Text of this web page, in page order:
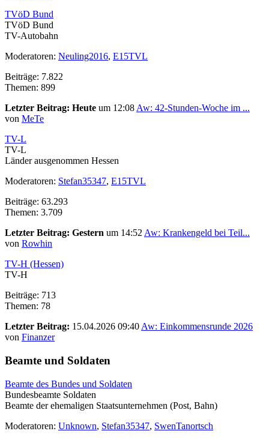
TVöD Bund
TVöD Bund
TV-Autobahn
Moderatoren: Neuling2016, E15TVL
Beiträge: 7.822
Themen: 899
Letzter Beitrag: Heute um 12:08 Aw: 42-Stunden-Woche im ...
von MeTe
TV-L
TV-L
Länder ausgenommen Hessen
Moderatoren: Stefan35347, E15TVL
Beiträge: 63.293
Themen: 3.709
Letzter Beitrag: Gestern um 14:52 Aw: Krankengeld bei Teil...
von Rowhin
TV-H (Hessen)
TV-H
Beiträge: 713
Themen: 78
Letzter Beitrag: 15.04.2026 09:40 Aw: Einkommensrunde 2026
von Finanzer
Beamte und Soldaten
Beamte des Bundes und Soldaten
Bundesbeamte Soldaten
Beamte der ehemaligen Staatsunternehmen (Post, Bahn)
Moderatoren: Unknown, Stefan35347, SwenTanortsch